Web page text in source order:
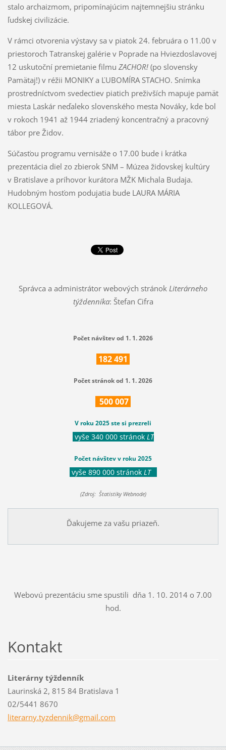
stalo archaizmom, pripomínajúcim najtemnejšiu stránku
ľudskej civilizácie.
V rámci otvorenia výstavy sa v piatok 24. februára o 11.00 v
priestoroch Tatranskej galérie v Poprade na Hviezdoslavovej
12 uskutoční premietanie filmu ZACHOR! (po slovensky
Pamätaj!) v réžii MONIKY a ĽUBOMÍRA STACHO. Snímka
prostredníctvom svedectiev piatich preživších mapuje pamäť
miesta Laskár neďaleko slovenského mesta Nováky, kde bol
v rokoch 1941 až 1944 zriadený koncentračný a pracovný
tábor pre Židov.
Súčasťou programu vernisáže o 17.00 bude i krátka
prezentácia diel zo zbierok SNM – Múzea židovskej kultúry
v Bratislave a príhovor kurátora MŽK Michala Budaja.
Hudobným hosťom podujatia bude LAURA MÁRIA
KOLLEGOVÁ.
Správca a administrátor webových stránok Literárneho
týždenníka: Štefan Cifra
Počet návštev od 1. 1. 2026
182491
Počet stránok od 1. 1. 2026
500007
V roku 2025 ste si prezreli
vyše 340 000 stránok LT
Počet návštev v roku 2025
vyše 890 000 stránok LT
(Zdroj: Štatistiky Webnode)
Ďakujeme za vašu priazeň.
Webovú prezentáciu sme spustili dňa 1. 10. 2014 o 7.00
hod.
Kontakt
Literárny týždenník
Laurinská 2, 815 84 Bratislava 1
02/5441 8670
literarny.tyzdennik@gmail.com